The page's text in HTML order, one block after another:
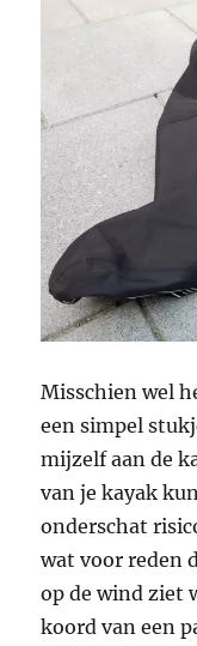
Misschien wel
een simpel
mijzelf aan de
van je kayak
onderschat
wat voor reden
op de wind ziet
koord van een